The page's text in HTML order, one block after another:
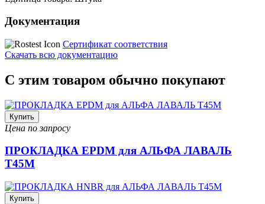
Документация
Сертификат соответствия
Скачать всю документацию
С этим товаром обычно покупают
Купить
Цена по запросу
ПРОКЛАДКА EPDM для АЛЬФА ЛАВАЛЬ
T45M
Купить